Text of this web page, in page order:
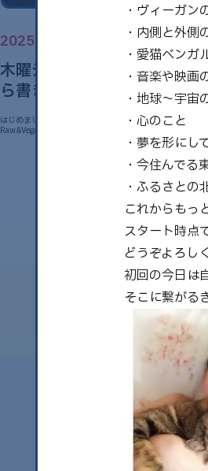
2025.02.20
木曜ジャーナル始めます〜
ら書きたい事と自己紹介
はじめまして！ 今日から毎週木曜日の夜に書かせいただく
Raw&Vegan sweets 専……
・ヴィーガン
・内側と外側
・愛猫ベンガ
・音楽や映画
・地球〜宇宙
・心のこと
・夢を形にし
・今住んでる
・ふるさと
これからもっ
スタート時点
どうぞよろし
初回の今日は
そこに繋がる